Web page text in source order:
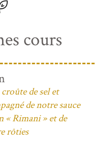
cours
de sel et
de notre sauce
« Rimani » et de
rôties